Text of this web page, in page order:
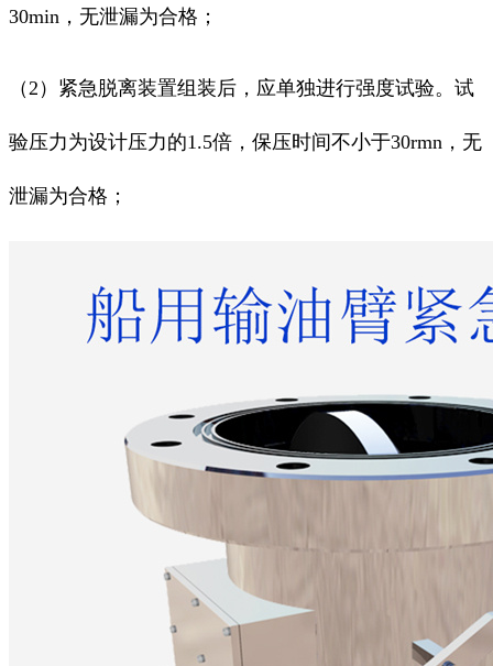
30min，无泄漏为合格；
（2）紧急脱离装置组装后，应单独进行强度试验。试
验压力为设计压力的1.5倍，保压时间不小于30rmn，无
泄漏为合格；